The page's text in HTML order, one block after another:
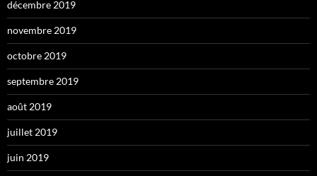
décembre 2019
novembre 2019
octobre 2019
septembre 2019
août 2019
juillet 2019
juin 2019